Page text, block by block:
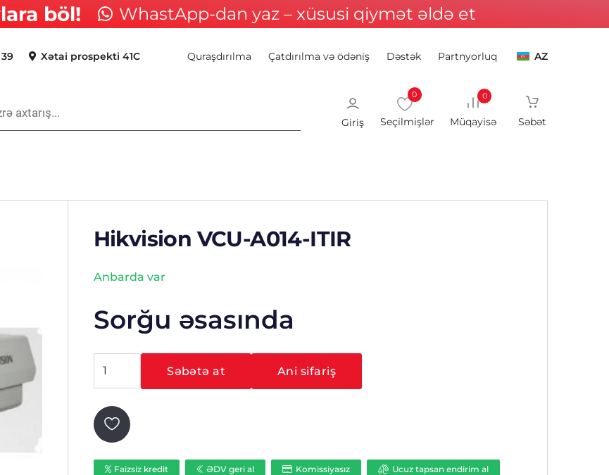
böl! WhastApp-dan yaz – xüsusi qiymət əldə et
Xətai prospekti 41C Quraşdırılma Çatdırılma və ödəniş Dəstək Partnyorluq AZ
Giriş
0 0
Hikvision VCU-A014-ITIR
Anbarda var
Sorğu əsasında
VCU-
ITIR
ədəd
Səbətə at Ani sifariş
Faizsiz kredit ƏDV geri al Komissiyasız Ucuz tapsan endirim al